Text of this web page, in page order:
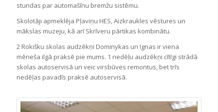
stundas par automašīnu bremžu sistēmu.
Skolotāji apmeklēja Pļaviņu HES, Aizkraukles vēstures un
mākslas muzeju, kā arī Skrīveru pārtikas kombinātu.
2 Rokišku skolas audzēkņi Dominykas un Ignas ir viena
mēneša ilgā praksē pie mums. 1 nedēļu audzēkņi cītīgi strādā
skolas autoservisā un veic virsbūves remontus, bet trīs
nedēļas pavadīs praksē autoservisā.